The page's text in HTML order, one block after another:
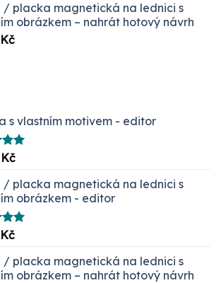
až
1099,00 Kč
/ placka magnetická na lednici s
obrázkem – nahrát hotový návrh
Kč
s vlastním motivem - editor
Kč
/ placka magnetická na lednici s
obrázkem - editor
Kč
/ placka magnetická na lednici s
obrázkem – nahrát hotový návrh